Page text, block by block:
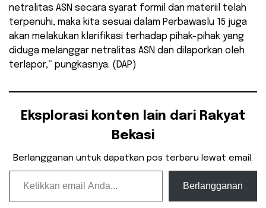
netralitas ASN secara syarat formil dan materiil telah
terpenuhi, maka kita sesuai dalam Perbawaslu 15 juga
akan melakukan klarifikasi terhadap pihak-pihak yang
diduga melanggar netralitas ASN dan dilaporkan oleh
terlapor,” pungkasnya. (DAP)
Eksplorasi konten lain dari Rakyat
Bekasi
Berlangganan untuk dapatkan pos terbaru lewat email.
Ketikkan email Anda...
Berlangganan